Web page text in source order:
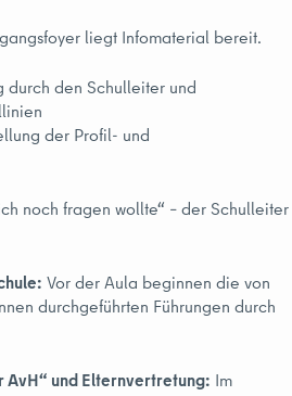
liegt Infomaterial bereit.
durch den Schulleiter und
der Profil- und
ich noch fragen wollte“ – der Schulleiter
Vor der Aula beginnen die von
durchgeführten Führungen durch
AvH“ und Elternvertretung: Im